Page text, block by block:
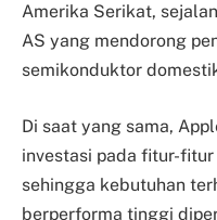
Amerika Serikat,
AS yang mendorong
semikonduktor
Di saat yang sama,
investasi pada fitur-
sehingga kebutuhan
berperforma tinggi